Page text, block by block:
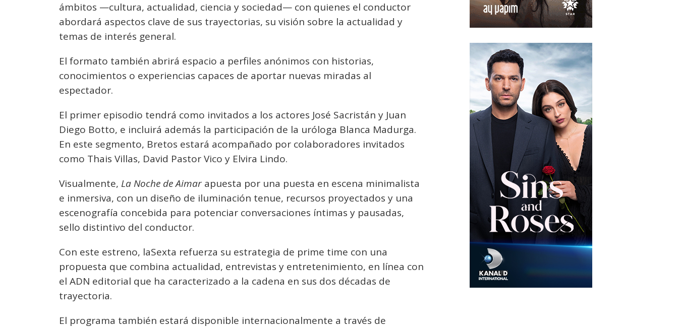
ámbitos —cultura, actualidad, ciencia y sociedad— con quienes el conductor
abordará aspectos clave de sus trayectorias, su visión sobre la actualidad y
temas de interés general.
El formato también abrirá espacio a perfiles anónimos con historias,
conocimientos o experiencias capaces de aportar nuevas miradas al
espectador.
El primer episodio tendrá como invitados a los actores José Sacristán y Juan
Diego Botto, e incluirá además la participación de la uróloga Blanca Madurga.
En este segmento, Bretos estará acompañado por colaboradores invitados
como Thais Villas, David Pastor Vico y Elvira Lindo.
Visualmente, La Noche de Aimar apuesta por una puesta en escena minimalista
e inmersiva, con un diseño de iluminación tenue, recursos proyectados y una
escenografía concebida para potenciar conversaciones íntimas y pausadas,
sello distintivo del conductor.
Con este estreno, laSexta refuerza su estrategia de prime time con una
propuesta que combina actualidad, entrevistas y entretenimiento, en línea con
el ADN editorial que ha caracterizado a la cadena en sus dos décadas de
trayectoria.
El programa también estará disponible internacionalmente a través de